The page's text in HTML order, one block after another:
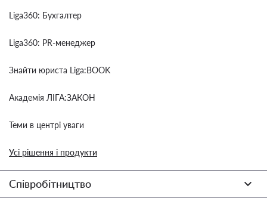
Liga360: Бухгалтер
Liga360: PR-менеджер
Знайти юриста Liga:BOOK
Академія ЛІГА:ЗАКОН
Теми в центрі уваги
Усі рішення і продукти
Співробітництво